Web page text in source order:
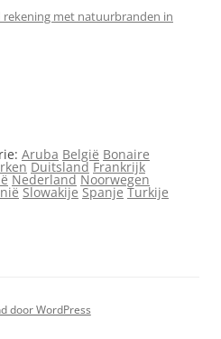
met natuurbranden in
Aruba België Bonaire
Duitsland Frankrijk
Nederland Noorwegen
Slowakije Spanje Turkije
door WordPress